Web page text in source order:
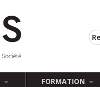
FORMATION